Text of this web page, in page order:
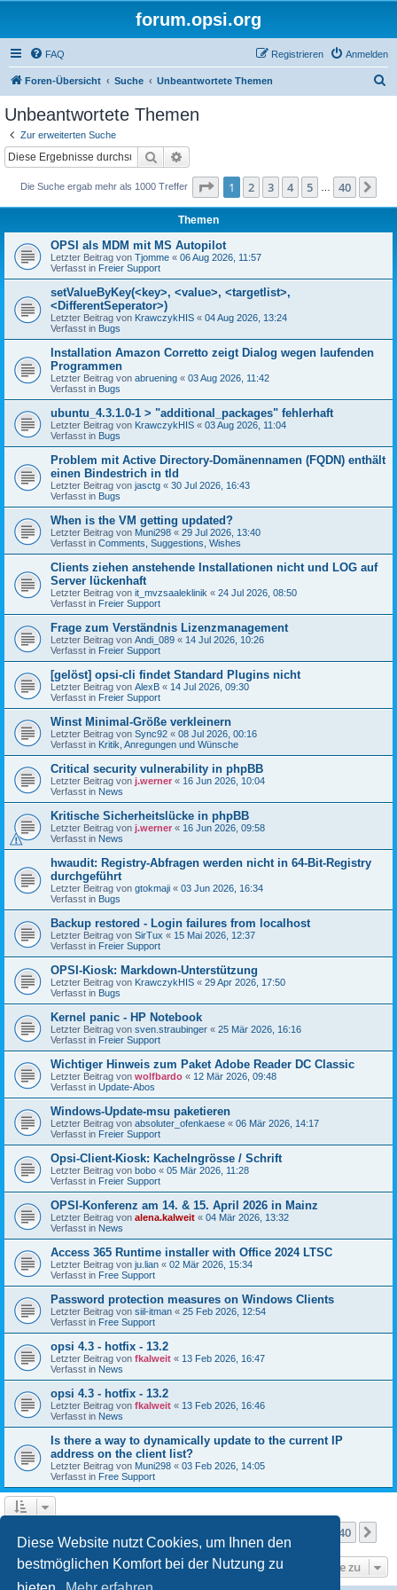
Diese Website nutzt Cookies, um Ihnen den
bestmöglichen Komfort bei der Nutzung zu
forum.opsi.org
FAQ Anmelden
Registrieren
Foren-Übersicht Suche Unbeantwortete Themen
Unbeantwortete Themen
Zur erweiterten Suche
Suche
Die Suche ergab mehr als 1000 Treffer Seite 1von 40
1 2 3 4 5 40
Themen
OPSI als MDM mit MS Autopilot
Letzter Beitrag von Tjomme « 06 Aug 2026, 11:57
Verfasst in Freier Support
setValueByKey(<key>, <value>, <targetlist>,
<DifferentSeperator>)
Letzter Beitrag von KrawczykHIS « 04 Aug 2026, 13:24
Verfasst in Bugs
Installation Amazon Corretto zeigt Dialog wegen laufenden
Programmen
Letzter Beitrag von abruening « 03 Aug 2026, 11:42
Verfasst in Bugs
ubuntu_4.3.1.0-1 > "additional_packages" fehlerhaft
Letzter Beitrag von KrawczykHIS « 03 Aug 2026, 11:04
Verfasst in Bugs
Problem mit Active Directory-Domänennamen (FQDN) enthält
einen Bindestrich in tld
Letzter Beitrag von jasctg « 30 Jul 2026, 16:43
Verfasst in Bugs
When is the VM getting updated?
Letzter Beitrag von Muni298 « 29 Jul 2026, 13:40
Verfasst in Comments, Suggestions, Wishes
Clients ziehen anstehende Installationen nicht und LOG auf
Server lückenhaft
Letzter Beitrag von it_mvzsaaleklinik « 24 Jul 2026, 08:50
Verfasst in Freier Support
Frage zum Verständnis Lizenzmanagement
Letzter Beitrag von Andi_089 « 14 Jul 2026, 10:26
Verfasst in Freier Support
[gelöst] opsi-cli findet Standard Plugins nicht
Letzter Beitrag von AlexB « 14 Jul 2026, 09:30
Verfasst in Freier Support
Winst Minimal-Größe verkleinern
Letzter Beitrag von Sync92 « 08 Jul 2026, 00:16
Verfasst in Kritik, Anregungen und Wünsche
Critical security vulnerability in phpBB
Letzter Beitrag von j.werner « 16 Jun 2026, 10:04
Verfasst in News
Kritische Sicherheitslücke in phpBB
Letzter Beitrag von j.werner « 16 Jun 2026, 09:58
Verfasst in News
hwaudit: Registry-Abfragen werden nicht in 64-Bit-Registry
durchgeführt
Letzter Beitrag von gtokmaji « 03 Jun 2026, 16:34
Verfasst in Bugs
Backup restored - Login failures from localhost
Letzter Beitrag von SirTux « 15 Mai 2026, 12:37
Verfasst in Freier Support
OPSI-Kiosk: Markdown-Unterstützung
Letzter Beitrag von KrawczykHIS « 29 Apr 2026, 17:50
Verfasst in Bugs
Kernel panic - HP Notebook
Letzter Beitrag von sven.straubinger « 25 Mär 2026, 16:16
Verfasst in Freier Support
Wichtiger Hinweis zum Paket Adobe Reader DC Classic
Letzter Beitrag von wolfbardo « 12 Mär 2026, 09:48
Verfasst in Update-Abos
Windows-Update-msu paketieren
Letzter Beitrag von absoluter_ofenkaese « 06 Mär 2026, 14:17
Verfasst in Freier Support
Opsi-Client-Kiosk: Kachelngrösse / Schrift
Letzter Beitrag von bobo « 05 Mär 2026, 11:28
Verfasst in Freier Support
OPSI-Konferenz am 14. & 15. April 2026 in Mainz
Letzter Beitrag von alena.kalweit « 04 Mär 2026, 13:32
Verfasst in News
Access 365 Runtime installer with Office 2024 LTSC
Letzter Beitrag von ju.lian « 02 Mär 2026, 15:34
Verfasst in Free Support
Password protection measures on Windows Clients
Letzter Beitrag von siil-itman « 25 Feb 2026, 12:54
Verfasst in Free Support
opsi 4.3 - hotfix - 13.2
Letzter Beitrag von fkalweit « 13 Feb 2026, 16:47
Verfasst in News
opsi 4.3 - hotfix - 13.2
Letzter Beitrag von fkalweit « 13 Feb 2026, 16:46
Verfasst in News
Is there a way to dynamically update to the current IP
address on the client list?
Letzter Beitrag von Muni298 « 03 Feb 2026, 14:05
Verfasst in Free Support
40
Gehe zu